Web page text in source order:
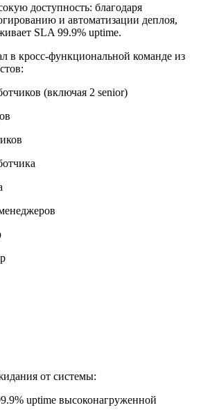
доступность: благодаря
и автоматизации деплоя,
SLA 99.9% uptime.
в кросс-функциональной команде из
(включая 2 senior)
от системы:
uptime высоконагруженной